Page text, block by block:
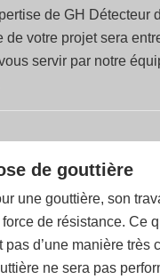
de GH
votre projet sera
servir par notre
de gouttière
une gouttière, son
force de résistance. Ce
pas d’une manière très
ne sera pas